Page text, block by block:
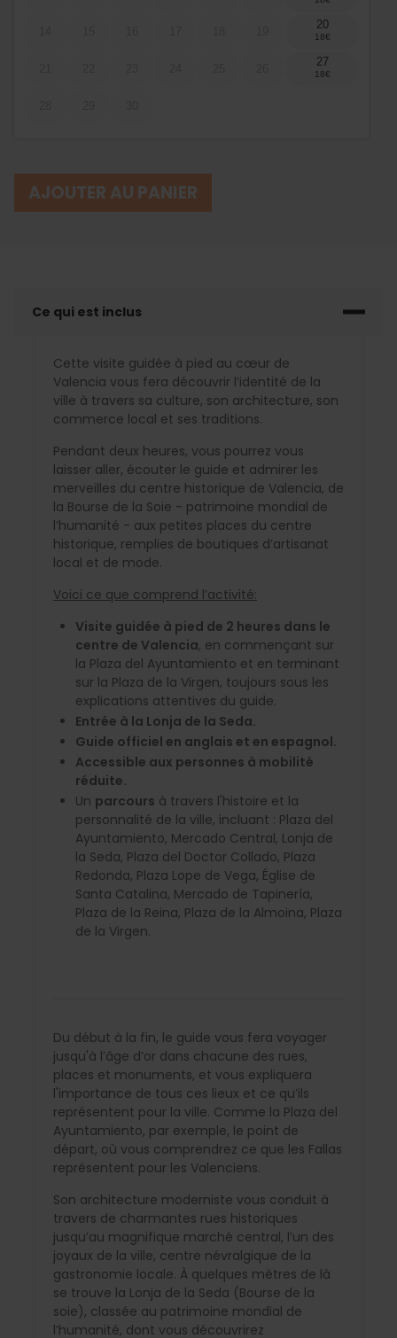
20
27
AJOUTER AU PANIER
Ce qui est inclus
Cette visite guidée à pied au cœur de
Valencia vous fera découvrir l’identité de la
ville à travers sa culture, son architecture, son
commerce local et ses traditions.
Pendant deux heures, vous pourrez vous
laisser aller, écouter le guide et admirer les
merveilles du centre historique de Valencia, de
la Bourse de la Soie - patrimoine mondial de
l’humanité - aux petites places du centre
historique, remplies de boutiques d’artisanat
local et de mode.
Voici ce que comprend l’activité:
Visite guidée à pied de 2 heures dans le
centre de Valencia, en commençant sur
la Plaza del Ayuntamiento et en terminant
sur la Plaza de la Virgen, toujours sous les
explications attentives du guide.
Entrée à la Lonja de la Seda.
Guide officiel en anglais et en espagnol.
Accessible aux personnes à mobilité
réduite.
Un parcours à travers l'histoire et la
personnalité de la ville, incluant : Plaza del
Ayuntamiento, Mercado Central, Lonja de
la Seda, Plaza del Doctor Collado, Plaza
Redonda, Plaza Lope de Vega, Église de
Santa Catalina, Mercado de Tapinería,
Plaza de la Reina, Plaza de la Almoina, Plaza
de la Virgen.
Du début à la fin, le guide vous fera voyager
jusqu'à l’âge d’or dans chacune des rues,
places et monuments, et vous expliquera
l'importance de tous ces lieux et ce qu’ils
représentent pour la ville. Comme la Plaza del
Ayuntamiento, par exemple, le point de
départ, où vous comprendrez ce que les Fallas
représentent pour les Valenciens.
Son architecture moderniste vous conduit à
travers de charmantes rues historiques
jusqu’au magnifique marché central, l’un des
joyaux de la ville, centre névralgique de la
gastronomie locale. À quelques mètres de là
se trouve la Lonja de la Seda (Bourse de la
soie), classée au patrimoine mondial de
l’humanité, dont vous découvrirez